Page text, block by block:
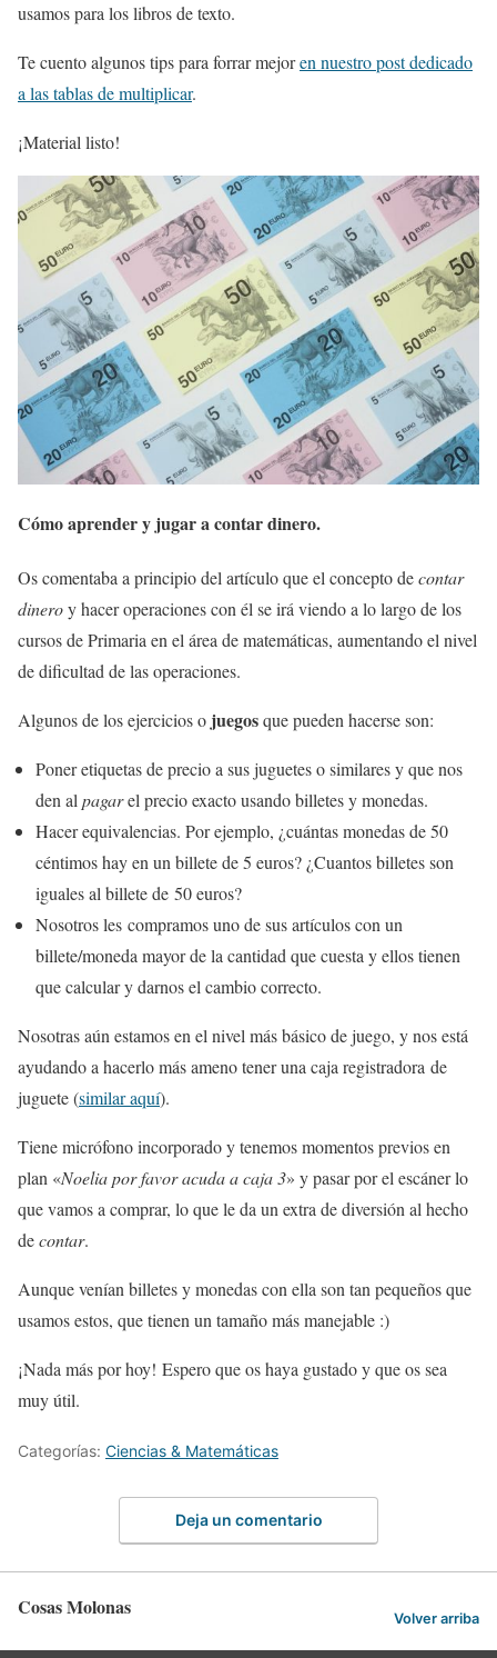
usamos para los libros de texto.
Te cuento algunos tips para forrar mejoren nuestro post dedicado
a las tablas de multiplicar.
¡Material listo!
Cómo aprender y jugar a contar dinero.
Os comentaba a principio del artículo que el concepto decontar
dineroy hacer operaciones con él se irá viendo a lo largo de los
cursos de Primaria en el área de matemáticas, aumentando el nivel
de dificultad de las operaciones.
Algunos de los ejercicios o juegosque pueden hacerse son:
Poner etiquetas de precio a sus juguetes o similares y que nos
den al pagarel precio exacto usando billetes y monedas.
Hacer equivalencias. Por ejemplo, ¿cuántas monedas de 50
céntimos hay en un billete de 5 euros? ¿Cuantos billetes son
iguales al billete de 50 euros?
Nosotros les compramos uno de sus artículos con un
billete/moneda mayor de la cantidad que cuesta y ellos tienen
que calcular y darnos el cambio correcto.
Nosotras aún estamos en el nivel más básico de juego, y nos está
ayudando a hacerlo más ameno tener una caja registradora de
juguete (similar aquí).
Tiene micrófono incorporado y tenemos momentos previos en
plan «Noelia por favor acuda a caja 3» y pasar por el escáner lo
que vamos a comprar, lo que le da un extra de diversión al hecho
decontar.
Aunque venían billetes y monedas con ella son tan pequeños que
usamos estos, que tienen un tamaño más manejable :)
¡Nada más por hoy! Espero que os haya gustado y que os sea
muy útil.
Categorías: Ciencias & Matemáticas
Deja un comentario
Cosas Molonas Volver arriba